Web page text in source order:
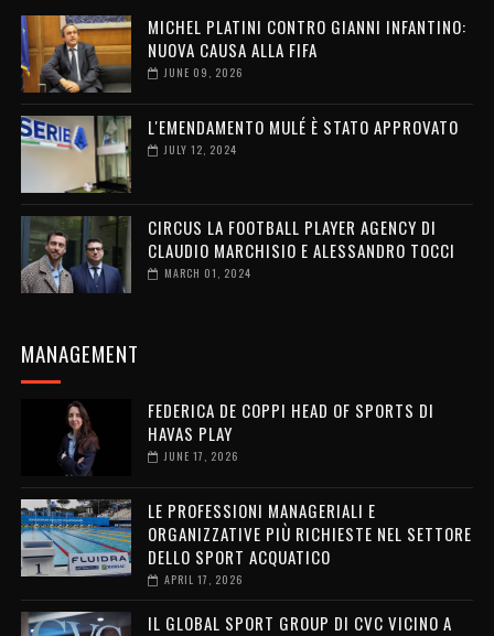
MICHEL PLATINI CONTRO GIANNI INFANTINO:
NUOVA CAUSA ALLA FIFA
JUNE 09, 2026
L'EMENDAMENTO MULÉ È STATO APPROVATO
JULY 12, 2024
CIRCUS LA FOOTBALL PLAYER AGENCY DI
CLAUDIO MARCHISIO E ALESSANDRO TOCCI
MARCH 01, 2024
MANAGEMENT
FEDERICA DE COPPI HEAD OF SPORTS DI
HAVAS PLAY
JUNE 17, 2026
LE PROFESSIONI MANAGERIALI E
ORGANIZZATIVE PIÙ RICHIESTE NEL SETTORE
DELLO SPORT ACQUATICO
APRIL 17, 2026
IL GLOBAL SPORT GROUP DI CVC VICINO A